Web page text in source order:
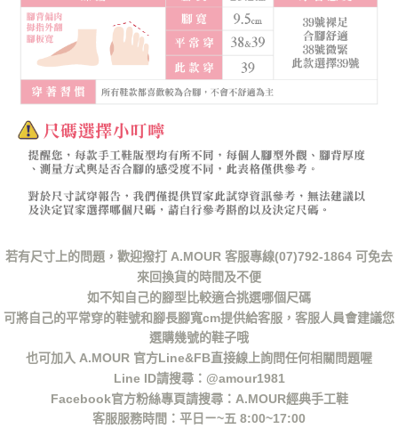
若有尺寸上的問題，歡迎撥打 A.MOUR 客服專線(07)792-1864 可免去
來回換貨的時間及不便
如不知自己的腳型比較適合挑選哪個尺碼
可將自己的平常穿的鞋號和腳長腳寬cm提供給客服，客服人員會建議您
選購幾號的鞋子哦
也可加入 A.MOUR 官方Line&FB直接線上詢問任何相關問題喔
Line ID請搜尋：@amour1981
Facebook官方粉絲專頁請搜尋：A.MOUR經典手工鞋
客服服務時間：平日ㄧ~五 8:00~17:00